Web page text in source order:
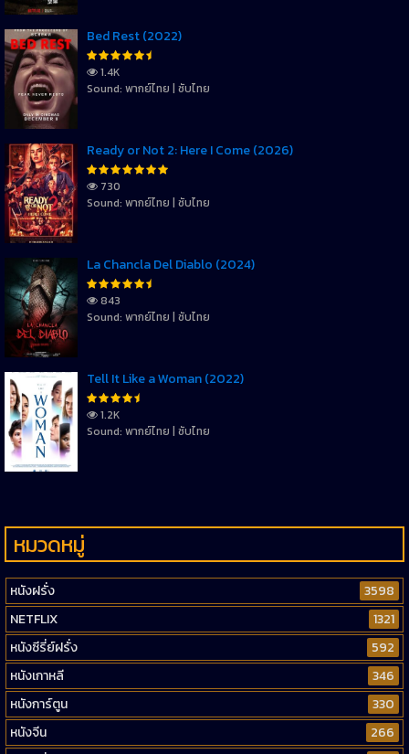
Bed Rest (2022)
1.4K
Sound: พากย์ไทย | ซับไทย
Ready or Not 2: Here I Come (2026)
730
Sound: พากย์ไทย | ซับไทย
La Chancla Del Diablo (2024)
843
Sound: พากย์ไทย | ซับไทย
Tell It Like a Woman (2022)
1.2K
Sound: พากย์ไทย | ซับไทย
หมวดหมู่
หนังฝรั่ง
3598
NETFLIX
1321
หนังซีรี่ย์ฝรั่ง
592
หนังเกาหลี
346
หนังการ์ตูน
330
หนังจีน
266